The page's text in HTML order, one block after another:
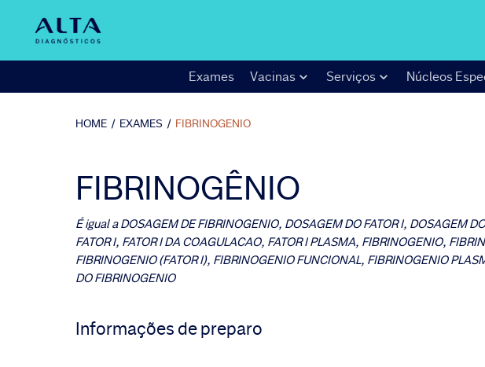
Exames Vacinas Serviços Núcleos
HOME / EXAMES / FIBRINOGENIO
FIBRINOGÊNIO
É igual a DOSAGEM DE FIBRINOGENIO, DOSAGEM DO FATOR I, DOSAGEM
FATOR I, FATOR I DA COAGULACAO, FATOR I PLASMA, FIBRINOGENIO,
FIBRINOGENIO (FATOR I), FIBRINOGENIO FUNCIONAL, FIBRINOGENIO
DO FIBRINOGENIO
Informações de preparo